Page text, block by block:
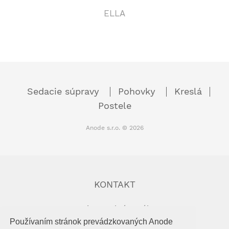
Používaním stránok prevádzkovaných Anode
ELLA
Sedacie súpravy Pohovky
Kreslá
Postele
Anode s.r.o. © 2026
KONTAKT
Priemyselný areál,
906 15 Priepasné,